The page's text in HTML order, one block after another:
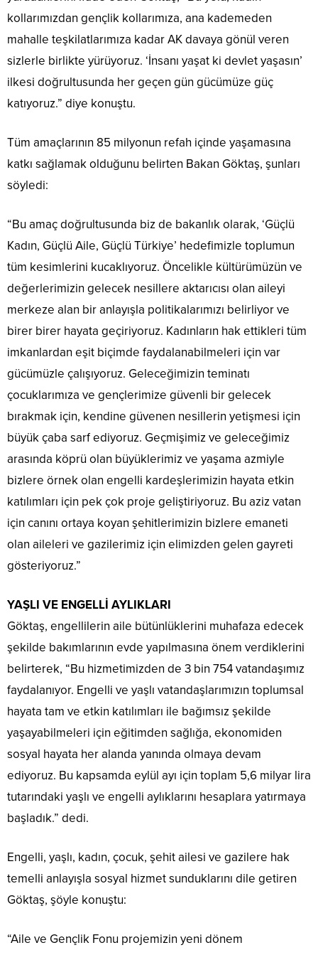
kollarımızdan gençlik kollarımıza, ana kademeden
mahalle teşkilatlarımıza kadar AK davaya gönül veren
sizlerle birlikte yürüyoruz. ‘İnsanı yaşat ki devlet yaşasın’
ilkesi doğrultusunda her geçen gün gücümüze güç
katıyoruz.” diye konuştu.
Tüm amaçlarının 85 milyonun refah içinde yaşamasına
katkı sağlamak olduğunu belirten Bakan Göktaş, şunları
söyledi:
“Bu amaç doğrultusunda biz de bakanlık olarak, ‘Güçlü
Kadın, Güçlü Aile, Güçlü Türkiye’ hedefimizle toplumun
tüm kesimlerini kucaklıyoruz. Öncelikle kültürümüzün ve
değerlerimizin gelecek nesillere aktarıcısı olan aileyi
merkeze alan bir anlayışla politikalarımızı belirliyor ve
birer birer hayata geçiriyoruz. Kadınların hak ettikleri tüm
imkanlardan eşit biçimde faydalanabilmeleri için var
gücümüzle çalışıyoruz. Geleceğimizin teminatı
çocuklarımıza ve gençlerimize güvenli bir gelecek
bırakmak için, kendine güvenen nesillerin yetişmesi için
büyük çaba sarf ediyoruz. Geçmişimiz ve geleceğimiz
arasında köprü olan büyüklerimiz ve yaşama azmiyle
bizlere örnek olan engelli kardeşlerimizin hayata etkin
katılımları için pek çok proje geliştiriyoruz. Bu aziz vatan
için canını ortaya koyan şehitlerimizin bizlere emaneti
olan aileleri ve gazilerimiz için elimizden gelen gayreti
gösteriyoruz.”
YAŞLI VE ENGELLİ AYLIKLARI
Göktaş, engellilerin aile bütünlüklerini muhafaza edecek
şekilde bakımlarının evde yapılmasına önem verdiklerini
belirterek, “Bu hizmetimizden de 3 bin 754 vatandaşımız
faydalanıyor. Engelli ve yaşlı vatandaşlarımızın toplumsal
hayata tam ve etkin katılımları ile bağımsız şekilde
yaşayabilmeleri için eğitimden sağlığa, ekonomiden
sosyal hayata her alanda yanında olmaya devam
ediyoruz. Bu kapsamda eylül ayı için toplam 5,6 milyar lira
tutarındaki yaşlı ve engelli aylıklarını hesaplara yatırmaya
başladık.” dedi.
Engelli, yaşlı, kadın, çocuk, şehit ailesi ve gazilere hak
temelli anlayışla sosyal hizmet sunduklarını dile getiren
Göktaş, şöyle konuştu:
“Aile ve Gençlik Fonu projemizin yeni dönem